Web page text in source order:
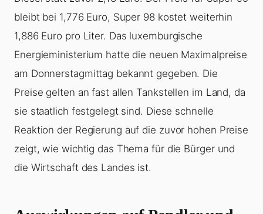
bleibt bei 1,776 Euro, Super 98 kostet weiterhin
1,886 Euro pro Liter. Das luxemburgische
Energieministerium hatte die neuen Maximalpreise
am Donnerstagmittag bekannt gegeben. Die
Preise gelten an fast allen Tankstellen im Land, da
sie staatlich festgelegt sind. Diese schnelle
Reaktion der Regierung auf die zuvor hohen Preise
zeigt, wie wichtig das Thema für die Bürger und
die Wirtschaft des Landes ist.